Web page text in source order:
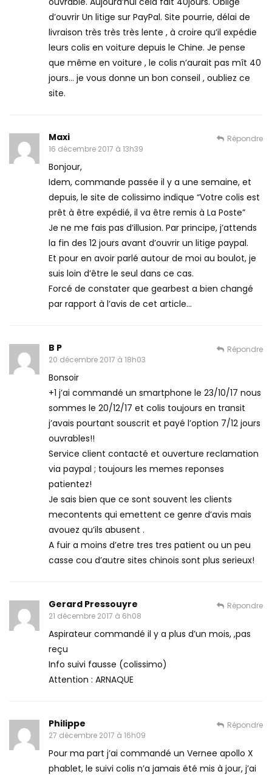
d’ouvrir Un litige sur PayPal. Site pourrie, délai de
livraison très très très lente , à croire qu’il expédie
leurs colis en voiture depuis le Chine. Je pense
que même en voiture , le colis n’aurait pas mît 40
jours… je vous donne un bon conseil , oubliez ce
site.
Maxi
16 décembre 2017 à 13h39
Bonjour,
Idem, commande passée il y a une semaine, et
depuis, le site de colissimo indique “Votre colis est
prêt à être expédié, il va être remis à La Poste”
Je ne me fais pas d’illusion. Par principe, j’attends
la fin des 12 jours avant d’ouvrir un litige paypal.
Et pour en avoir parlé autour de moi au boulot, je
suis loin d’être le seul dans ce cas.
Forcé de constater que gearbest a bien changé
par rapport à l’avis de cet article…
Répondre
B P
20 décembre 2017 à 18h03
Bonsoir
+1 j’ai commandé un smartphone le 23/10/17 nous
sommes le 20/12/17 et colis toujours en transit
j’avais pourtant souscrit et payé l’option 7/12 jours
ouvrables!!
Service client contacté et ouverture reclamation
via paypal ; toujours les memes reponses
patientez!
Je sais bien que ce sont souvent les clients
mecontents qui emettent ce genre d’avis mais
avouez qu’ils abusent .
A fuir a moins d’etre tres tres patient ou un peu
casse cou d’autre sites chinois sont plus serieux!
Répondre
Gerard Pressouyre
21 décembre 2017 à 6h08
Aspirateur commandé il y a plus d’un mois, ,pas
reçu
Info suivi fausse (colissimo)
Attention : ARNAQUE
Répondre
Philippe
27 décembre 2017 à 16h09
Pour ma part j’ai commandé un Vernee apollo X
phablet, le suivi colis n’a jamais été mis à jour, j’ai
Répondre